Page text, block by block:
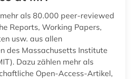
als 80.000 peer-reviewed
Reports, Working Papers,
usw. aus allen
des Massachusetts Institute
Dazu zählen mehr als
Open-Access-Artikel,